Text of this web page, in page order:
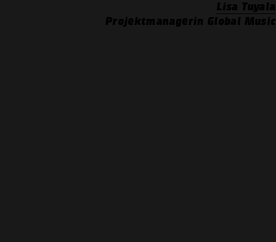
Lisa Tuyala
Projektmanagerin Global Music